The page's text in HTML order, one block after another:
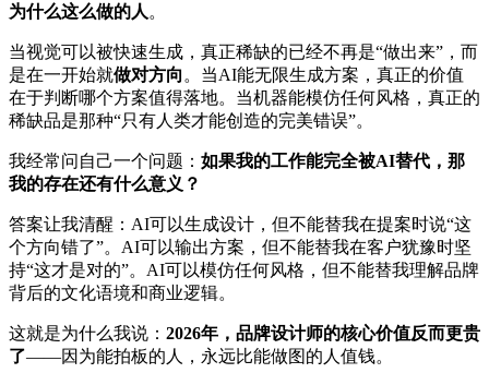
为什么这么做的人 。
当视觉可以被快速生成，真正稀缺的已经不再是“做出来”，而
是在一开始就做对方向 。当AI能无限生成方案，真正的价值
在于判断哪个方案值得落地。当机器能模仿任何风格，真正的
稀缺品是那种“只有人类才能创造的完美错误”。
我经常问自己一个问题： 如果我的工作能完全被AI替代，那
我的存在还有什么意义？
答案让我清醒：AI可以生成设计，但不能替我在提案时说“这
个方向错了”。AI可以输出方案，但不能替我在客户犹豫时坚
持“这才是对的”。AI可以模仿任何风格，但不能替我理解品牌
背后的文化语境和商业逻辑。
这就是为什么我说： 2026年，品牌设计师的核心价值反而更贵
了——因为能拍板的人，永远比能做图的人值钱。